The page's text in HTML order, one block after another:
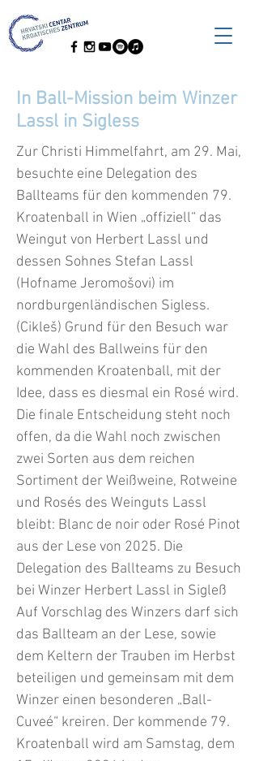
In Ball-Mission beim Winzer
Lassl in Sigless
Zur Christi Himmelfahrt, am 29. Mai,
besuchte eine Delegation des
Ballteams für den kommenden 79.
Kroatenball in Wien „offiziell“ das
Weingut von Herbert Lassl und
dessen Sohnes Stefan Lassl
(Hofname Jeromošovi) im
nordburgenländischen Sigless.
(Cikleš) Grund für den Besuch war
die Wahl des Ballweins für den
kommenden Kroatenball, mit der
Idee, dass es diesmal ein Rosé wird.
Die finale Entscheidung steht noch
offen, da die Wahl noch zwischen
zwei Sorten aus dem reichen
Sortiment der Weißweine, Rotweine
und Rosés des Weinguts Lassl
bleibt: Blanc de noir oder Rosé Pinot
aus der Lese von 2025. Die
Delegation des Ballteams zu Besuch
bei Winzer Herbert Lassl in Sigleß
Auf Vorschlag des Winzers darf sich
das Ballteam an der Lese, sowie
dem Keltern der Trauben im Herbst
beteiligen und gemeinsam mit dem
Winzer einen besonderen „Ball-
Cuveé“ kreiren. Der kommende 79.
Kroatenball wird am Samstag, dem